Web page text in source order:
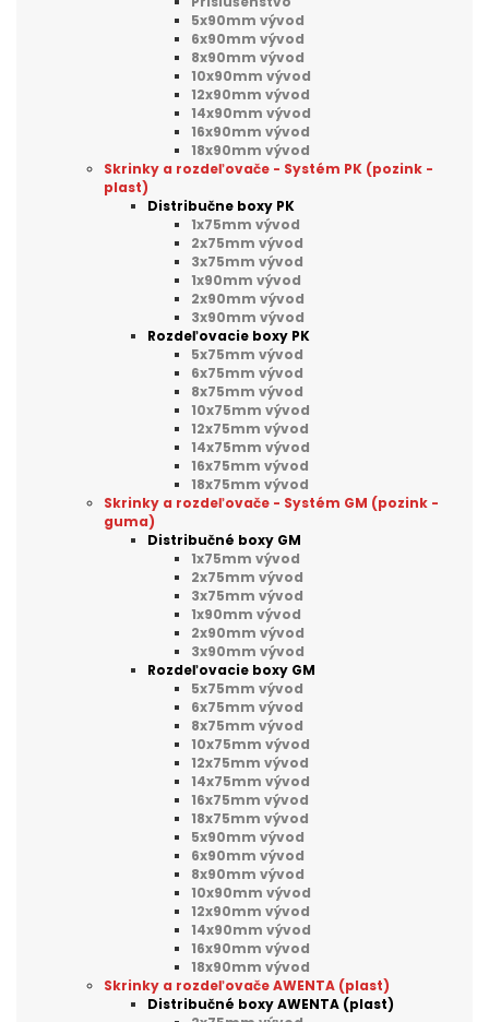
5x90mm vývod
6x90mm vývod
8x90mm vývod
10x90mm vývod
12x90mm vývod
14x90mm vývod
16x90mm vývod
18x90mm vývod
Skrinky a rozdeľovače - Systém PK (pozink -
plast)
Distribučne boxy PK
1x75mm vývod
2x75mm vývod
3x75mm vývod
1x90mm vývod
2x90mm vývod
3x90mm vývod
Rozdeľovacie boxy PK
5x75mm vývod
6x75mm vývod
8x75mm vývod
10x75mm vývod
12x75mm vývod
14x75mm vývod
16x75mm vývod
18x75mm vývod
Skrinky a rozdeľovače - Systém GM (pozink -
guma)
Distribučné boxy GM
1x75mm vývod
2x75mm vývod
3x75mm vývod
1x90mm vývod
2x90mm vývod
3x90mm vývod
Rozdeľovacie boxy GM
5x75mm vývod
6x75mm vývod
8x75mm vývod
10x75mm vývod
12x75mm vývod
14x75mm vývod
16x75mm vývod
18x75mm vývod
5x90mm vývod
6x90mm vývod
8x90mm vývod
10x90mm vývod
12x90mm vývod
14x90mm vývod
16x90mm vývod
18x90mm vývod
Skrinky a rozdeľovače AWENTA (plast)
Distribučné boxy AWENTA (plast)